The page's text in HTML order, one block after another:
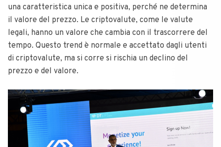
una caratteristica unica e positiva, perché ne determina
il valore del prezzo. Le criptovalute, come le valute
legali, hanno un valore che cambia con il trascorrere del
tempo. Questo trend è normale e accettato dagli utenti
di criptovalute, ma si corre si rischia un declino del
prezzo e del valore.